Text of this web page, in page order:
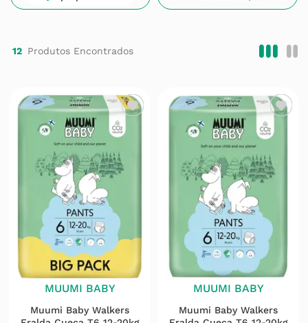
12
MUUMI BABY
Muumi Baby Walkers
MUUMI BABY
Muumi Baby Walkers